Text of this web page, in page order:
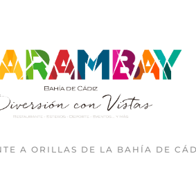
A ORILLAS DE LA BAHÍA DE